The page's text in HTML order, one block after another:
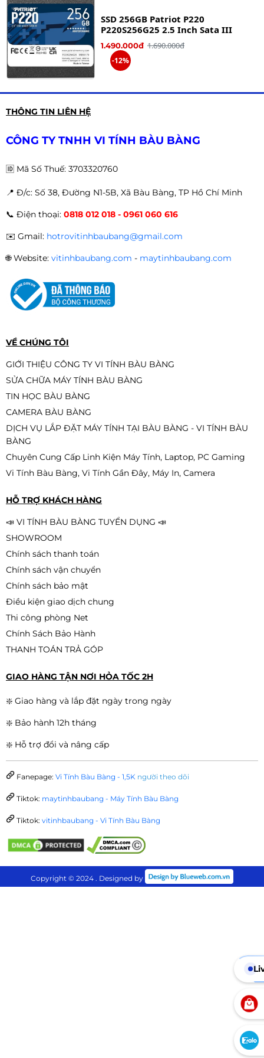
giá tốt, giúp nâng cấp tốc độ hệ thống rõ rệt cho
PC và Laptop.🚀
SSD 256GB Patriot P220
P220S256G25 2.5 Inch Sata III
1.490.000đ 1.690.000đ
-12%
1.990.000đ 2.150.000đ
2.5 inches SATA III
2.190.000đ 2.390.000đ
Ổ cứng SSD Kingston NV1 250GB
(M.2 NVMe Gen3 x4 |
-7%
THÔNG TIN LIÊN HỆ
CÔNG TY TNHH VI TÍNH BÀU BÀNG
🆔 Mã Số Thuế: 3703320760
📍 Đ/c: Số 38, Đường N1-5B, Xã Bàu Bàng, TP Hồ Chí Minh
📞 Điện thoại: 0818 012 018 - 0961 060 616
✉️ Gmail: hotrovitinhbaubang@gmail.com
🌐Website: vitinhbaubang.com - maytinhbaubang.com
VỀ CHÚNG TÔI
GIỚI THIỆU CÔNG TY VI TÍNH BÀU BÀNG
SỬA CHỮA MÁY TÍNH BÀU BÀNG
TIN HỌC BÀU BÀNG
CAMERA BÀU BÀNG
DỊCH VỤ LẮP ĐẶT MÁY TÍNH TẠI BÀU BÀNG - VI TÍNH BÀU
BÀNG
Chuyên Cung Cấp Linh Kiện Máy Tính, Laptop, PC Gaming
Vi Tính Bàu Bàng, Vi Tính Gần Đây, Máy In, Camera
HỖ TRỢ KHÁCH HÀNG
📣 VI TÍNH BÀU BÀNG TUYỂN DỤNG 📣
SHOWROOM
Chính sách thanh toán
Chính sách vận chuyển
Chính sách bảo mật
Điều kiện giao dịch chung
Thi công phòng Net
Chính Sách Bảo Hành
THANH TOÁN TRẢ GÓP
GIAO HÀNG TẬN NƠI HỎA TỐC 2H
❇️ Giao hàng và lắp đặt ngày trong ngày
❇️ Bảo hành 12h tháng
❇️ Hỗ trợ đổi và nâng cấp
Fanepage: Vi Tính Bàu Bàng - 1,5K người theo dõi
Tiktok: maytinhbaubang - Máy Tính Bàu Bàng
Tiktok: vitinhbaubang - Vi Tính Bàu Bàng
Copyright © 2024 . Designed by